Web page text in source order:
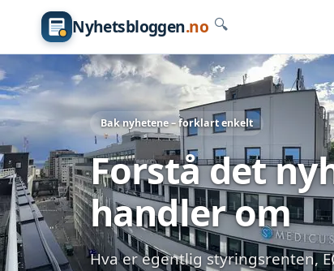
Nyhetsbloggen.no 🔍
Bak nyhetene – forklart enkelt
Forstå det
handler om
Hva er egentlig styringsrenten,